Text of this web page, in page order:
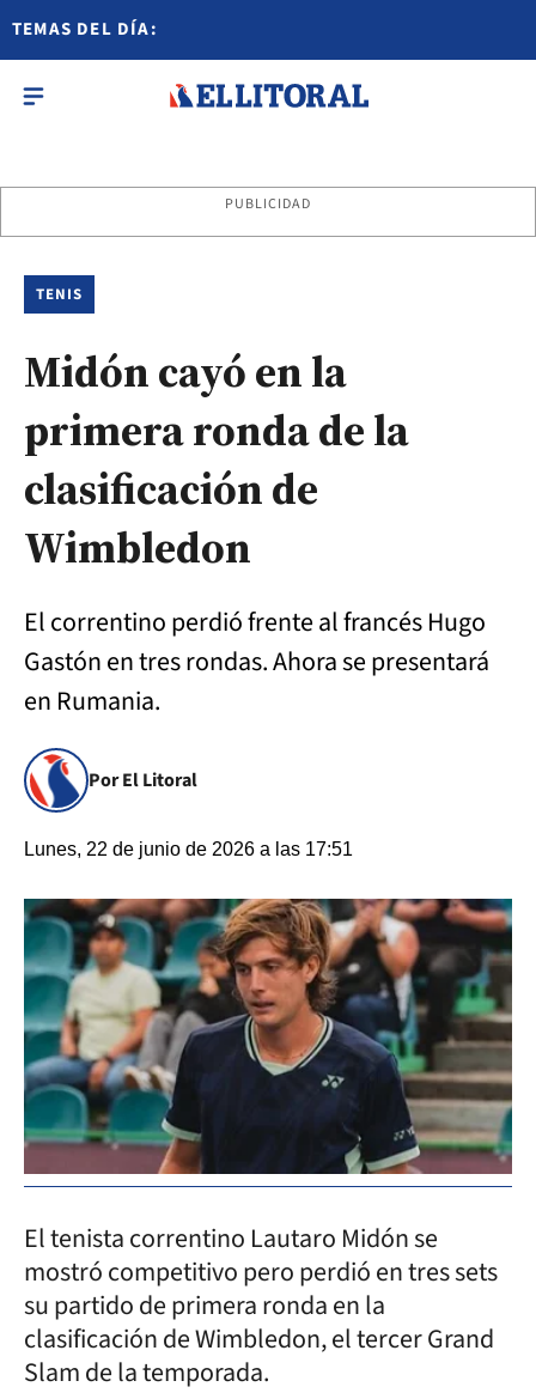
TEMAS DEL DÍA:
PUBLICIDAD
TENIS
Midón cayó en la
primera ronda de la
clasificación de
Wimbledon
El correntino perdió frente al francés Hugo
Gastón en tres rondas. Ahora se presentará
en Rumania.
Por El Litoral
Lunes, 22 de junio de 2026 a las 17:51
El tenista correntino Lautaro Midón se
mostró competitivo pero perdió en tres sets
su partido de primera ronda en la
clasificación de Wimbledon, el tercer Grand
Slam de la temporada.